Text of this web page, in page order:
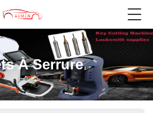
À Serrure